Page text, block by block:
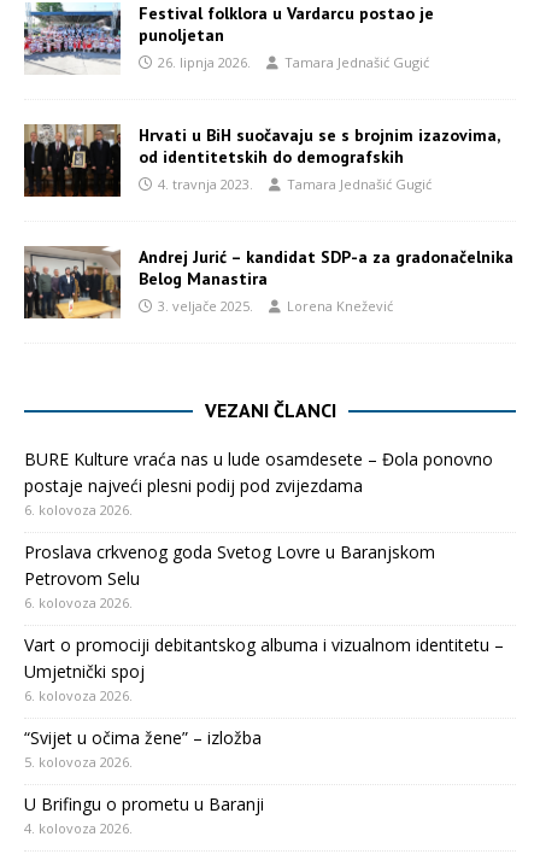
Festival folklora u Vardarcu postao je
punoljetan
26. lipnja 2026. Tamara Jednašić Gugić
Hrvati u BiH suočavaju se s brojnim izazovima,
od identitetskih do demografskih
4. travnja 2023. Tamara Jednašić Gugić
Andrej Jurić – kandidat SDP-a za gradonačelnika
Belog Manastira
3. veljače 2025. Lorena Knežević
VEZANI ČLANCI
BURE Kulture vraća nas u lude osamdesete – Đola ponovno
postaje najveći plesni podij pod zvijezdama
6. kolovoza 2026.
Proslava crkvenog goda Svetog Lovre u Baranjskom
Petrovom Selu
6. kolovoza 2026.
Vart o promociji debitantskog albuma i vizualnom identitetu –
Umjetnički spoj
6. kolovoza 2026.
“Svijet u očima žene” – izložba
5. kolovoza 2026.
U Brifingu o prometu u Baranji
4. kolovoza 2026.